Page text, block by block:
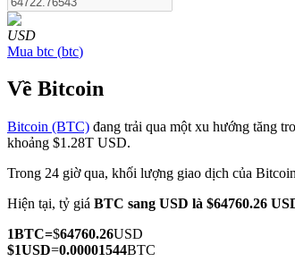
COIN-M Futures
Futures sử dụng token làm tài sản thế chấp
USD
Mua btc (btc)
Về Bitcoin
Bitcoin (BTC) đang trải qua một xu hướng tăng
khoảng $1.28T USD.
Trong 24 giờ qua, khối lượng giao dịch của
Hiện tại, tỷ giá BTC sang USD là $64760.26
1BTC=$64760.26USD
$1USD=0.00001544BTC